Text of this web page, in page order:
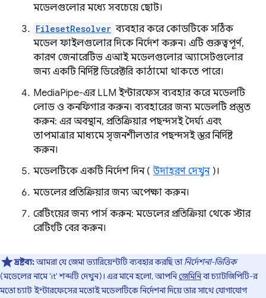
মডেলগুলোর মধ্যে সবচেয়ে ছোট।
FilesetResolver ব্যবহার করে কোডটিকে সঠিক
মডেল ফাইলগুলোর দিকে নির্দেশ করুন। এটি গুরুত্বপূর্ণ,
কারণ জেনারেটিভ এআই মডেলগুলোর অ্যাসেটগুলোর
জন্য একটি নির্দিষ্ট ডিরেক্টরি কাঠামো থাকতে পারে।
MediaPipe-এর LLM ইন্টারফেস ব্যবহার করে মডেলটি
লোড ও কনফিগার করুন। ব্যবহারের জন্য মডেলটি প্রস্তুত
করুন: এর অবস্থান, প্রতিক্রিয়ার পছন্দসই দৈর্ঘ্য এবং
তাপমাত্রার মাধ্যমে সৃজনশীলতার পছন্দসই স্তর নির্দিষ্ট
করুন।
মডেলটিকে একটি নির্দেশ দিন (উদাহরণ দেখুন)।
মডেলের প্রতিক্রিয়ার জন্য অপেক্ষা করুন।
রেটিংয়ের জন্য পার্স করুন: মডেলের প্রতিক্রিয়া থেকে স্টার
রেটিংটি বের করুন।
দ্রষ্টব্য:আমরা যে জেমা ভ্যারিয়েন্টটি ব্যবহার করছি তানির্দেশনা-ভিত্তিক
(মডেলের নামে 'it' শব্দটি দেখুন)। এর মানে হলো, আপনিজেমিনিবা চ্যাটজিপিটি-র
মতো চ্যাট ইন্টারফেসের মতোই মডেলটিকে নির্দেশনা দিয়ে তার সাথে যোগাযোগ